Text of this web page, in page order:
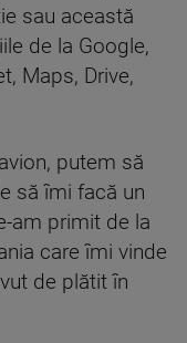
sau această
de la Google,
Maps, Drive,
putem să
să îmi facă un
am primit de la
care îmi vinde
de plătit în